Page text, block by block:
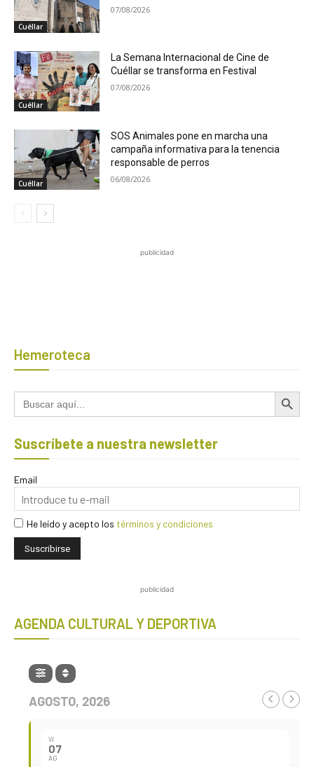
Cuéllar
07/08/2026
Cuéllar
La Semana Internacional de Cine de
Cuéllar se transforma en Festival
07/08/2026
Cuéllar
SOS Animales pone en marcha una
campaña informativa para la tenencia
responsable de perros
06/08/2026
publicidad
Hemeroteca
Buscar: Botón de
Suscríbete a nuestra newsletter
Email
He leído y acepto los términos y condiciones
publicidad
AGENDA CULTURAL Y DEPORTIVA
AGOSTO, 2026
VI
07
AG